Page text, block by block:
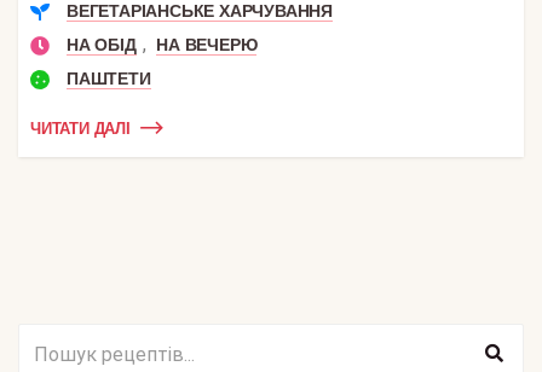
ВЕГЕТАРІАНСЬКЕ ХАРЧУВАННЯ
НА ОБІД ,
НА ВЕЧЕРЮ
ПАШТЕТИ
ЧИТАТИ ДАЛІ